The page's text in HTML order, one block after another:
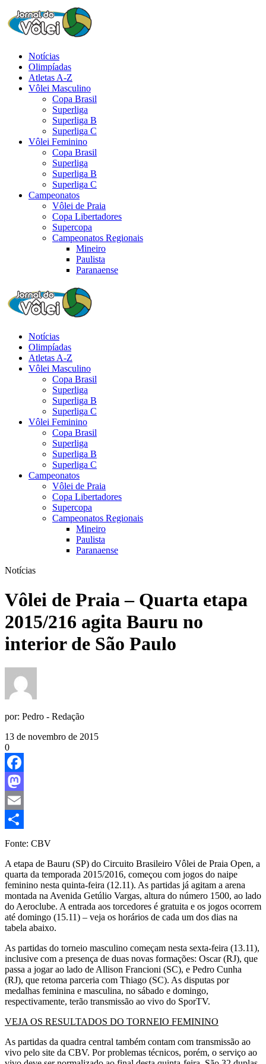
Notícias
Olimpíadas
Atletas A-Z
Vôlei Masculino
Copa Brasil
Superliga
Superliga B
Superliga C
Vôlei Feminino
Copa Brasil
Superliga
Superliga B
Superliga C
Campeonatos
Vôlei de Praia
Copa Libertadores
Supercopa
Campeonatos Regionais
Mineiro
Paulista
Paranaense
Notícias
Olimpíadas
Atletas A-Z
Vôlei Masculino
Copa Brasil
Superliga
Superliga B
Superliga C
Vôlei Feminino
Copa Brasil
Superliga
Superliga B
Superliga C
Campeonatos
Vôlei de Praia
Copa Libertadores
Supercopa
Campeonatos Regionais
Mineiro
Paulista
Paranaense
Notícias
Vôlei de Praia – Quarta etapa
2015/216 agita Bauru no
interior de São Paulo
por: Pedro - Redação
13 de novembro de 2015
0
Facebook
Mastodon
Email
Share
Fonte: CBV
A etapa de Bauru (SP) do Circuito Brasileiro Vôlei de Praia Open, a
quarta da temporada 2015/2016, começou com jogos do naipe
feminino nesta quinta-feira (12.11). As partidas já agitam a arena
montada na Avenida Getúlio Vargas, altura do número 1500, ao lado
do Aeroclube. A entrada aos torcedores é gratuita e os jogos ocorrem
até domingo (15.11) – veja os horários de cada um dos dias na
tabela abaixo.
As partidas do torneio masculino começam nesta sexta-feira (13.11),
inclusive com a presença de duas novas formações: Oscar (RJ), que
passa a jogar ao lado de Allison Francioni (SC), e Pedro Cunha
(RJ), que retoma parceria com Thiago (SC). As disputas por
medalhas feminina e masculina, no sábado e domingo,
respectivamente, terão transmissão ao vivo do SporTV.
VEJA OS RESULTADOS DO TORNEIO FEMININO
As partidas da quadra central também contam com transmissão ao
vivo pelo site da CBV. Por problemas técnicos, porém, o serviço ao